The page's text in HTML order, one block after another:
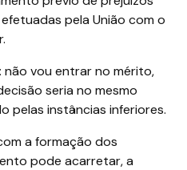
pela União com o
não vou entrar no mérito,
seria no mesmo
pelas instâncias inferiores.
a formação dos
pode acarretar, a